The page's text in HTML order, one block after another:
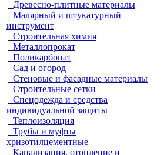
Древесно-плитные материалы
Малярный и штукатурный
инструмент
Строительная химия
Металлопрокат
Поликарбонат
Сад и огород
Стеновые и фасадные материалы
Строительные сетки
Спецодежда и средства
индивидуальной защиты
Теплоизоляция
Трубы и муфты
хризотилцементные
Канализация, отопление и